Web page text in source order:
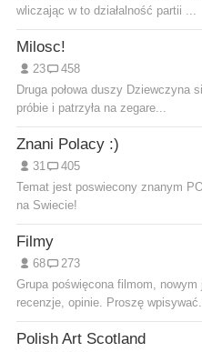
wliczając w to działalność partii ...
Milosc!
23
458
Druga połowa duszy Dziewczyna
próbie i patrzyła na zegare...
Znani Polacy :)
31
405
Temat jest poswiecony znanym
na Swiecie!
Filmy
68
273
Grupa poświęcona filmom,
recenzje, opinie. Proszę
Polish Art Scotland